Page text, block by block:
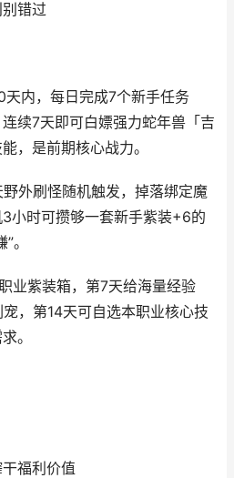
错过
内，每日完成7个新手任务
连续7天即可白嫖强力蛇年兽「吉
，是前期核心战力。
外刷怪随机触发，掉落绑定魔
小时可攒够一套新手紫装+6的
。
业紫装箱，第7天给海量经验
，第14天可自选本职业核心技
。
福利价值